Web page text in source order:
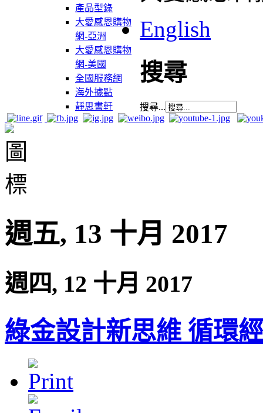
產品型錄
大愛感恩購物
網-亞洲
大愛感恩購物
網-美國
全國服務網
海外據點
靜思書軒
English
搜尋
搜尋...
週五, 13 十月 2017
週四, 12 十月 2017
綠金設計新思維 循環